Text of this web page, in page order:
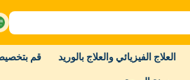
العلاج الفيزيائي والعلاج بالوريد قم